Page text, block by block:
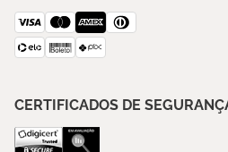
CERTIFICADOS DE